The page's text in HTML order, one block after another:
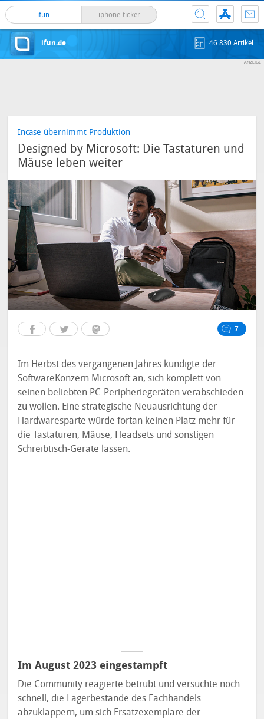
ifun iphone-ticker
ifun.de 46 830 Artikel
Incase übernimmt Produktion
Designed by Microsoft: Die Tastaturen und
Mäuse leben weiter
7
Im Herbst des vergangenen Jahres kündigte der
SoftwareKonzern Microsoft an, sich komplett von
seinen beliebten PC-Peripheriegeräten verabschieden
zu wollen. Eine strategische Neuausrichtung der
Hardwaresparte würde fortan keinen Platz mehr für
die Tastaturen, Mäuse, Headsets und sonstigen
Schreibtisch-Geräte lassen.
Im August 2023 eingestampft
Die Community reagierte betrübt und versuchte noch
schnell, die Lagerbestände des Fachhandels
abzuklappern, um sich Ersatzexemplare der